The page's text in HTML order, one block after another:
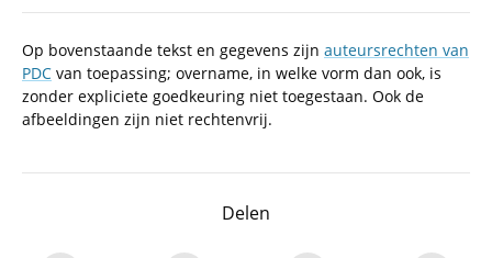
Op bovenstaande tekst en gegevens zijn auteursrechten van
PDC van toepassing; overname, in welke vorm dan ook, is
zonder expliciete goedkeuring niet toegestaan. Ook de
afbeeldingen zijn niet rechtenvrij.
Delen